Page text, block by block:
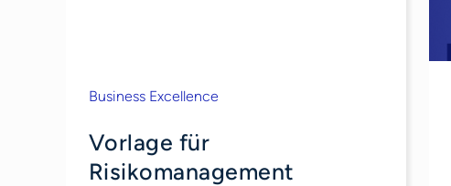
Business Excellence
Vorlage für
Risikomanagement